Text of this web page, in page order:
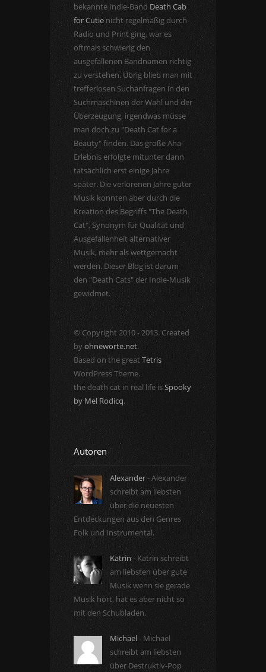
bekannte Indie-Band Death Cab
for Cutienicht regelmäßig durch
Radio und Print ging, war es
oftmals schwierig den
ausgefallenen Bandnamen richtig
zu verstehen. Übrig blieb man mit
trefferlosen Suchanfragen in den
Suchmaschinen der Wahl und der
Überzeugung, irgendwas müsse
man doch zu "Death Cat for a
Beauty" finden. Das große Aha-
Erlebnis erfolgte mitunter dann
tatsächlich erst einige Jahre
später. Die verlorenen Jahre guter
Musik konnten aber durch die
Kreation des Begriffs "The Death
Cat", Synonym für Qualität und
Ausgefallenheit alternativer
Musik, mehr als wettgemacht
werden. Dieser Blog ist darum
den "Death Cats" der Indie-Musik
gewidmet.
© Copyright 2010 - 2013. Created
byohneworte.net.
Based on the great Tetris
WordPress Theme.
the death cat in real life isSpooky
by Mel Rodicq.
Autoren
Alexander- Alexander
schreibt am liebsten
über die neuesten
Entdeckungen aus den Genres
Folk und Instrumental.
Katrin- Katrin schreibt
am liebsten über gute
Musik wenn sie gerade
Musik hört, hat es aber nicht so
mit den Schubladen.
Michael- Michael
schreibt am liebsten
über Destruktiv-Pop